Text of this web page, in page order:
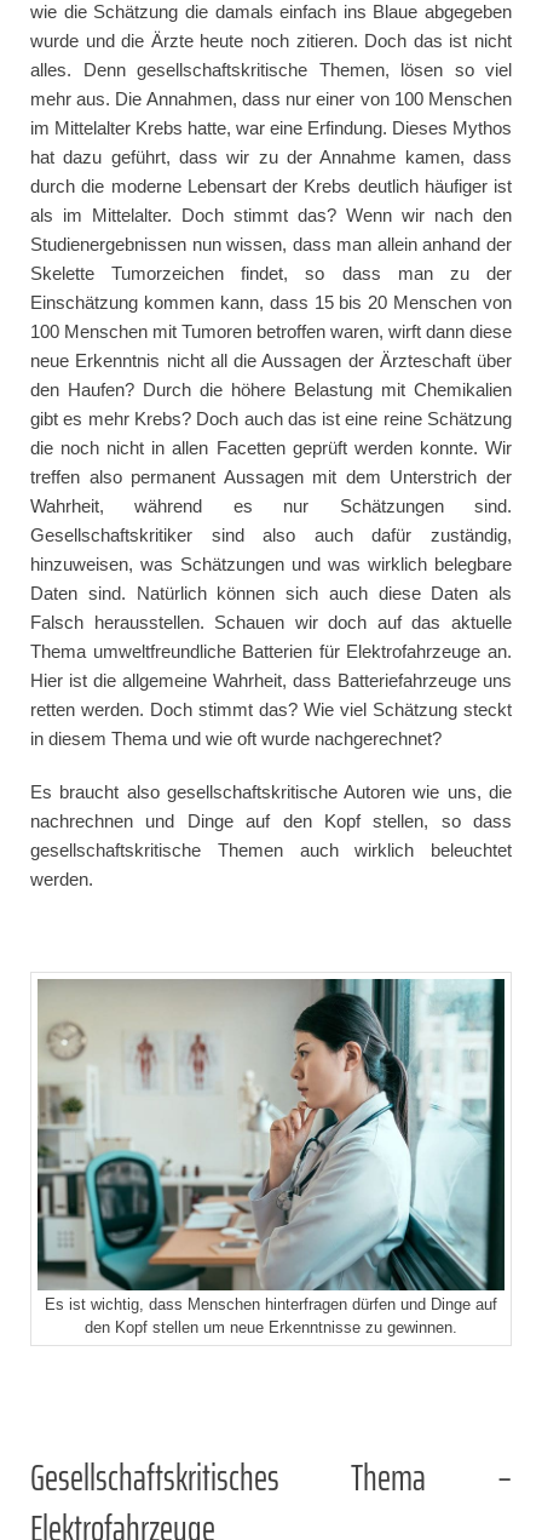
wie die Schätzung die damals einfach ins Blaue abgegeben
wurde und die Ärzte heute noch zitieren. Doch das ist nicht
alles. Denn gesellschaftskritische Themen, lösen so viel
mehr aus. Die Annahmen, dass nur einer von 100 Menschen
im Mittelalter Krebs hatte, war eine Erfindung. Dieses Mythos
hat dazu geführt, dass wir zu der Annahme kamen, dass
durch die moderne Lebensart der Krebs deutlich häufiger ist
als im Mittelalter. Doch stimmt das? Wenn wir nach den
Studienergebnissen nun wissen, dass man allein anhand der
Skelette Tumorzeichen findet, so dass man zu der
Einschätzung kommen kann, dass 15 bis 20 Menschen von
100 Menschen mit Tumoren betroffen waren, wirft dann diese
neue Erkenntnis nicht all die Aussagen der Ärzteschaft über
den Haufen? Durch die höhere Belastung mit Chemikalien
gibt es mehr Krebs? Doch auch das ist eine reine Schätzung
die noch nicht in allen Facetten geprüft werden konnte. Wir
treffen also permanent Aussagen mit dem Unterstrich der
Wahrheit, während es nur Schätzungen sind.
Gesellschaftskritiker sind also auch dafür zuständig,
hinzuweisen, was Schätzungen und was wirklich belegbare
Daten sind. Natürlich können sich auch diese Daten als
Falsch herausstellen. Schauen wir doch auf das aktuelle
Thema umweltfreundliche Batterien für Elektrofahrzeuge an.
Hier ist die allgemeine Wahrheit, dass Batteriefahrzeuge uns
retten werden. Doch stimmt das? Wie viel Schätzung steckt
in diesem Thema und wie oft wurde nachgerechnet?
Es braucht also gesellschaftskritische Autoren wie uns, die
nachrechnen und Dinge auf den Kopf stellen, so dass
gesellschaftskritische Themen auch wirklich beleuchtet
werden.
Es ist wichtig, dass Menschen hinterfragen dürfen und Dinge auf
den Kopf stellen um neue Erkenntnisse zu gewinnen.
Gesellschaftskritisches Thema –